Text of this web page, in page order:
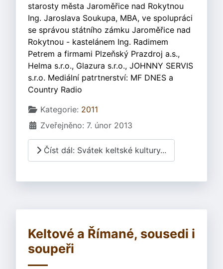
starosty města Jaroměřice nad Rokytnou
Ing. Jaroslava Soukupa, MBA, ve spolupráci
se správou státního zámku Jaroměřice nad
Rokytnou - kastelánem Ing. Radimem
Petrem a firmami Plzeňský Prazdroj a.s.,
Helma s.r.o., Glazura s.r.o., JOHNNY SERVIS
s.r.o. Mediální patrtnerství: MF DNES a
Country Radio
Základní údaje
Kategorie: 2011
Zveřejněno: 7. únor 2013
Číst dál: Svátek keltské kultury...
Keltové a Římané, sousedi i
soupeři